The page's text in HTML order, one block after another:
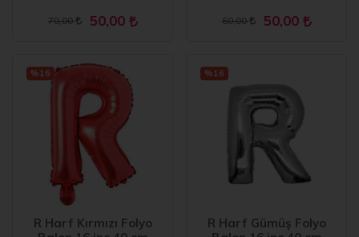
70,00 50,00 60,00 50,00
R Harf Kırmızı Folyo
%16
R Harf Gümüş Folyo
%16